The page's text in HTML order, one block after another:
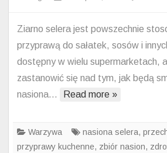
Ziarno selera jest powszechnie
przyprawą do sałatek, sosów i
dostępny w wielu supermarketach,
zastanowić się nad tym, jak będą
nasiona…
Read more »
Warzywa nasiona selera,
przyprawy kuchenne, zbiór nasion,